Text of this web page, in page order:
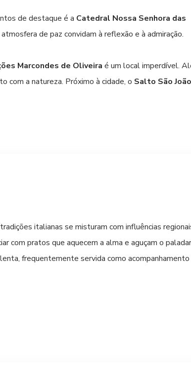
de destaque é a Catedral Nossa Senhora das
de paz convidam à reflexão e à admiração.
Marcondes de Oliveira é um local imperdível.
com a natureza. Próximo à cidade, o Salto São João
alma de Pato Branco.
italianas se misturam com influências
com pratos que aquecem a alma e aguçam o
frequentemente servida como acompanhamento